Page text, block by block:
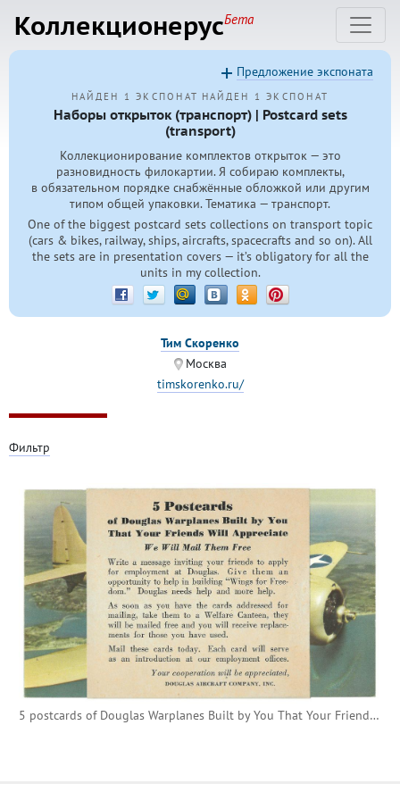
КоллекционерусБета
НАЙДЕН 1 ЭКСПОНАТ НАЙДЕН 1 ЭКСПОНАТ
Наборы открыток (транспорт) | Postcard sets
(transport)
Коллекционирование комплектов открыток — это
разновидность филокартии. Я собираю комплекты,
в обязательном порядке снабжённые обложкой или другим
типом общей упаковки. Тематика — транспорт.
One of the biggest postcard sets collections on transport topic
(cars & bikes, railway, ships, aircrafts, spacecrafts and so on). All
the sets are in presentation covers — it’s obligatory for all the
units in my collection.
Предложение экспоната
Тим Скоренко
Москва
timskorenko.ru/
5 postcards of Douglas Warplanes Built by You That Your Friends Will Appreciate
Фильтр